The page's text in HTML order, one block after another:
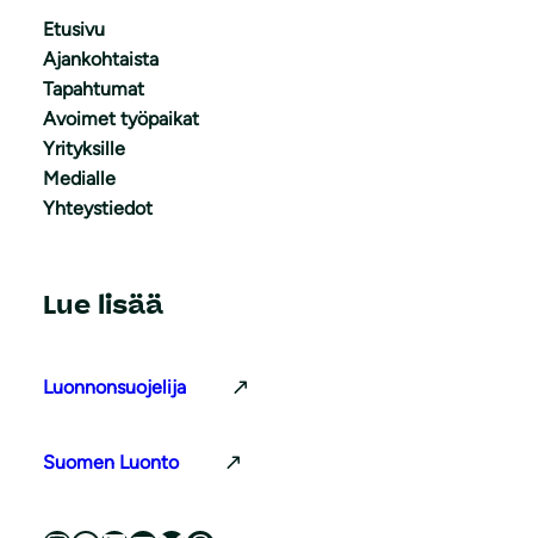
Etusivu
Ajankohtaista
Tapahtumat
Avoimet työpaikat
Yrityksille
Medialle
Yhteystiedot
Lue lisää
Luonnonsuojelija
Suomen Luonto